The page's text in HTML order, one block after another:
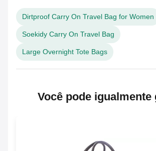
Dirtproof Carry On Travel Bag for Women
Soekidy Carry On Travel Bag
Large Overnight Tote Bags
Você pode igualmente